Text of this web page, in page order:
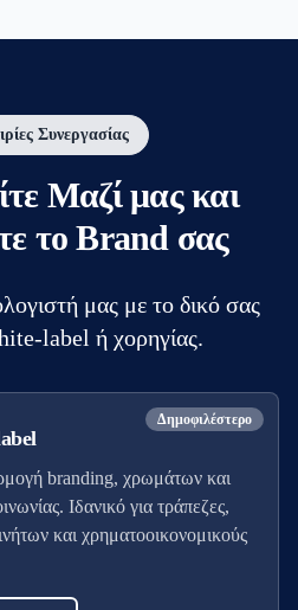
Συνεργασίας
Μαζί μας και
το Brand σας
μας με το δικό σας
label ή χορηγίας.
Δημοφιλέστερο
branding, χρωμάτων και
Ιδανικό για τράπεζες,
και χρηματοοικονομικούς